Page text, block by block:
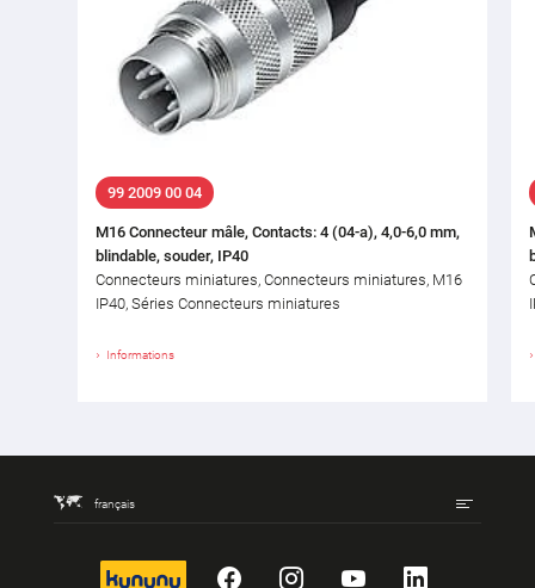
99 2009 00 04
M16 Connecteur mâle, Contacts: 4 (04-a), 4,0-6,0 mm,
blindable, souder, IP40
Connecteurs miniatures, Connecteurs miniatures, M16
IP40, Séries Connecteurs miniatures
Informations
français
kununu FacebookInstagram
YouTubeLinkedIn